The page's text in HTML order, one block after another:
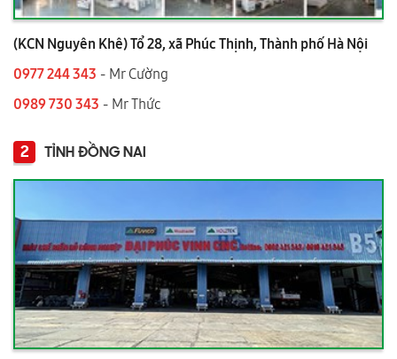
(KCN Nguyên Khê) Tổ 28, xã Phúc Thịnh, Thành phố Hà Nội
0977 244 343 - Mr Cường
0989 730 343 - Mr Thức
2 TỈNH ĐỒNG NAI